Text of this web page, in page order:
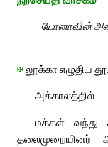
யோனாவின்
✠லூக்கா எழுதிய
அக்காலத்தில்
மக்கள் வந்து
தலைமுறையினர்